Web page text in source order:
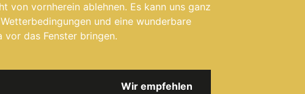
von vornherein ablehnen. Es kann uns ganz
und eine wunderbare
vor das Fenster bringen.
Wir empfehlen